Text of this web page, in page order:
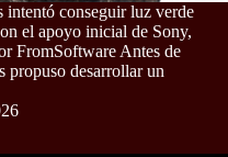
intentó conseguir luz verde
el apoyo inicial de Sony,
FromSoftware Antes de
propuso desarrollar un